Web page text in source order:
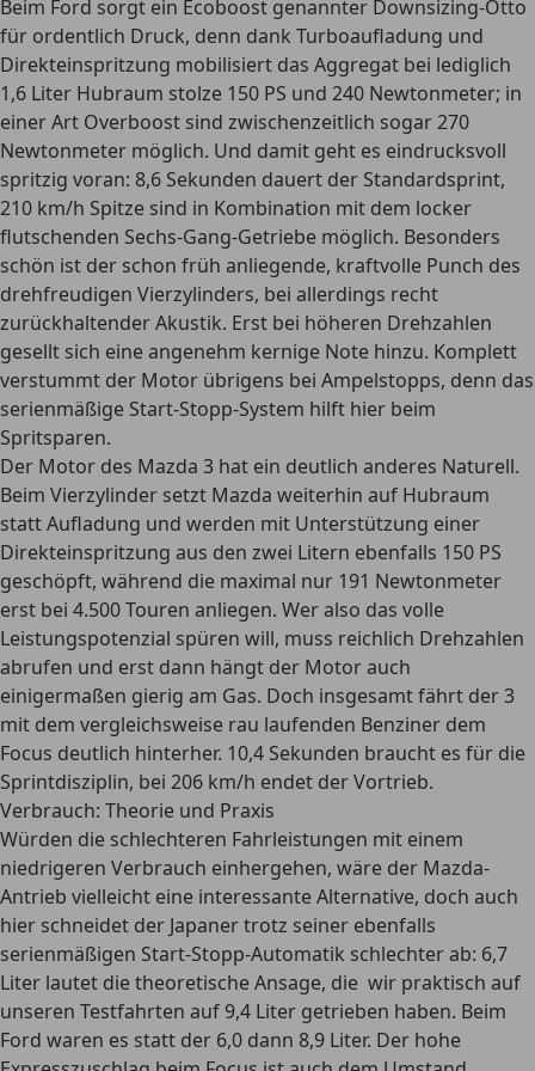
Beim Ford sorgt ein Ecoboost genannter Downsizing-Otto
für ordentlich Druck, denn dank Turboaufladung und
Direkteinspritzung mobilisiert das Aggregat bei lediglich
1,6 Liter Hubraum stolze 150 PS und 240 Newtonmeter; in
einer Art Overboost sind zwischenzeitlich sogar 270
Newtonmeter möglich. Und damit geht es eindrucksvoll
spritzig voran: 8,6 Sekunden dauert der Standardsprint,
210 km/h Spitze sind in Kombination mit dem locker
flutschenden Sechs-Gang-Getriebe möglich. Besonders
schön ist der schon früh anliegende, kraftvolle Punch des
drehfreudigen Vierzylinders, bei allerdings recht
zurückhaltender Akustik. Erst bei höheren Drehzahlen
gesellt sich eine angenehm kernige Note hinzu. Komplett
verstummt der Motor übrigens bei Ampelstopps, denn das
serienmäßige Start-Stopp-System hilft hier beim
Spritsparen.
Der Motor des Mazda 3 hat ein deutlich anderes Naturell.
Beim Vierzylinder setzt Mazda weiterhin auf Hubraum
statt Aufladung und werden mit Unterstützung einer
Direkteinspritzung aus den zwei Litern ebenfalls 150 PS
geschöpft, während die maximal nur 191 Newtonmeter
erst bei 4.500 Touren anliegen. Wer also das volle
Leistungspotenzial spüren will, muss reichlich Drehzahlen
abrufen und erst dann hängt der Motor auch
einigermaßen gierig am Gas. Doch insgesamt fährt der 3
mit dem vergleichsweise rau laufenden Benziner dem
Focus deutlich hinterher. 10,4 Sekunden braucht es für die
Sprintdisziplin, bei 206 km/h endet der Vortrieb.
Verbrauch: Theorie und Praxis
Würden die schlechteren Fahrleistungen mit einem
niedrigeren Verbrauch einhergehen, wäre der Mazda-
Antrieb vielleicht eine interessante Alternative, doch auch
hier schneidet der Japaner trotz seiner ebenfalls
serienmäßigen Start-Stopp-Automatik schlechter ab: 6,7
Liter lautet die theoretische Ansage, die wir praktisch auf
unseren Testfahrten auf 9,4 Liter getrieben haben. Beim
Ford waren es statt der 6,0 dann 8,9 Liter. Der hohe